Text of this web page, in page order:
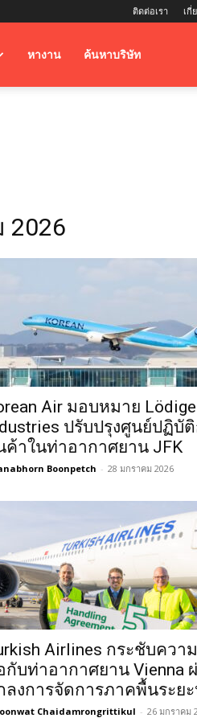
ติดต่อเรา เกี่
หางาน ค้นหาบริษัท
2026
Air มอบหมาย Lödige
ปรับปรุงศูนย์ปฏิบั
ค้าในท่าอากาศยาน JFK
Boonpetch - 28 มกราคม 2026
Airlines กระชับควา
กับท่าอากาศยาน Vienna
ลงการจัดการภาคพื้นระย
Chaidamrongrittikul - 26 มกราคม